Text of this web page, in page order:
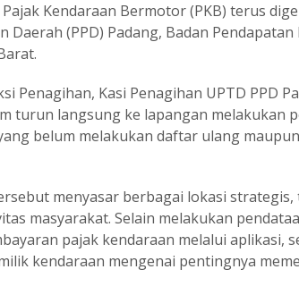
Kendaraan Bermotor (PKB) terus
Daerah (PPD) Padang, Badan
Penagihan, Kasi Penagihan UPTD PPD
turun langsung ke lapangan melakukan
belum melakukan daftar ulang
menyasar berbagai lokasi
masyarakat. Selain melakukan
pajak kendaraan melalui aplikasi,
kendaraan mengenai pentingnya